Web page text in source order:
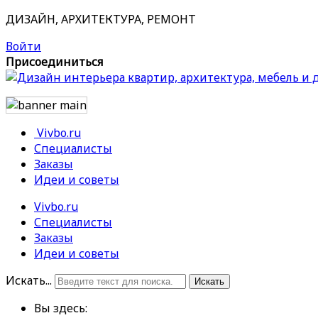
ДИЗАЙН, АРХИТЕКТУРА, РЕМОНТ
Войти
Присоединиться
Vivbo.ru
Специалисты
Заказы
Идеи и советы
Vivbo.ru
Специалисты
Заказы
Идеи и советы
Искать...
Искать
Вы здесь: